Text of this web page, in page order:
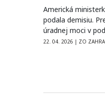
Americká
podala demisiu.
úradnej moci v
ako…
22. 04. 2026 | ZO